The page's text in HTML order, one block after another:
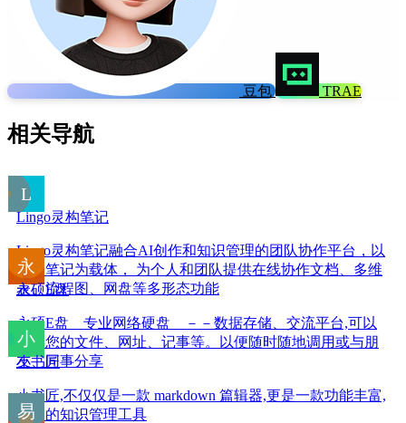
豆包 TRAE
相关导航
Lingo灵构笔记
Lingo灵构笔记融合AI创作和知识管理的团队协作平台，以
云端笔记为载体， 为个人和团队提供在线协作文档、多维
表、流程图、网盘等多形态功能
永硕E盘
永硕E盘 专业网络硬盘 －－数据存储、交流平台,可以
保存您的文件、网址、记事等。以便随时随地调用或与朋
友、同事分享
小书匠
小书匠,不仅仅是一款 markdown 篇辑器,更是一款功能丰富,
强大的知识管理工具